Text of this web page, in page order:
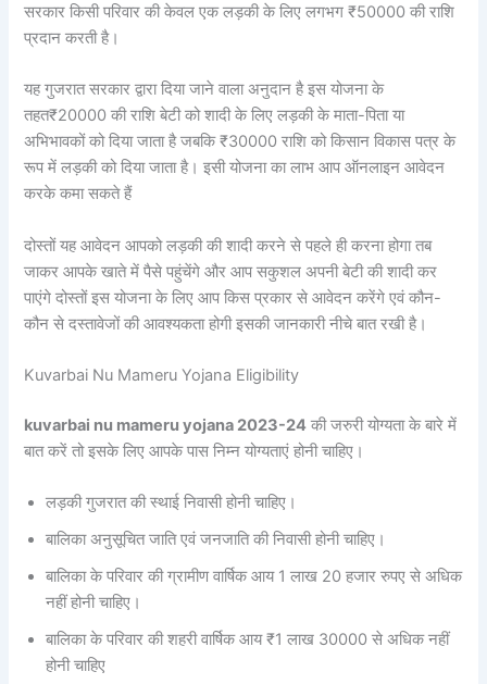
सरकार किसी परिवार की केवल एक लड़की के लिए लगभग ₹50000 की राशि
प्रदान करती है।
यह गुजरात सरकार द्वारा दिया जाने वाला अनुदान है इस योजना के
तहत₹20000 की राशि बेटी को शादी के लिए लड़की के माता-पिता या
अभिभावकों को दिया जाता है जबकि ₹30000 राशि को किसान विकास पत्र के
रूप में लड़की को दिया जाता है। इसी योजना का लाभ आप ऑनलाइन आवेदन
करके कमा सकते हैं
दोस्तों यह आवेदन आपको लड़की की शादी करने से पहले ही करना होगा तब
जाकर आपके खाते में पैसे पहुंचेंगे और आप सकुशल अपनी बेटी की शादी कर
पाएंगे दोस्तों इस योजना के लिए आप किस प्रकार से आवेदन करेंगे एवं कौन-
कौन से दस्तावेजों की आवश्यकता होगी इसकी जानकारी नीचे बात रखी है।
Kuvarbai Nu Mameru Yojana Eligibility
kuvarbai nu mameru yojana 2023-24 की जरुरी योग्यता के बारे में
बात करें तो इसके लिए आपके पास निम्न योग्यताएं होनी चाहिए।
लड़की गुजरात की स्थाई निवासी होनी चाहिए।
बालिका अनुसूचित जाति एवं जनजाति की निवासी होनी चाहिए।
बालिका के परिवार की ग्रामीण वार्षिक आय 1 लाख 20 हजार रुपए से अधिक
नहीं होनी चाहिए।
बालिका के परिवार की शहरी वार्षिक आय ₹1 लाख 30000 से अधिक नहीं
होनी चाहिए